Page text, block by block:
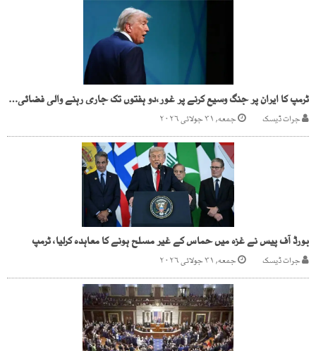
ٹرمپ کا ایران پر جنگ وسیع کرنے پر غور،دو ہفتوں تک جاری رہنے والی فضائی مہم کا امکان
جرات ڈیسک جمعه, ۳۱ جولائی ۲۰۲۶
بورڈ آف پیس نے غزہ میں حماس کے غیر مسلح ہونے کا معاہدہ کرلیا، ٹرمپ
جرات ڈیسک جمعه, ۳۱ جولائی ۲۰۲۶